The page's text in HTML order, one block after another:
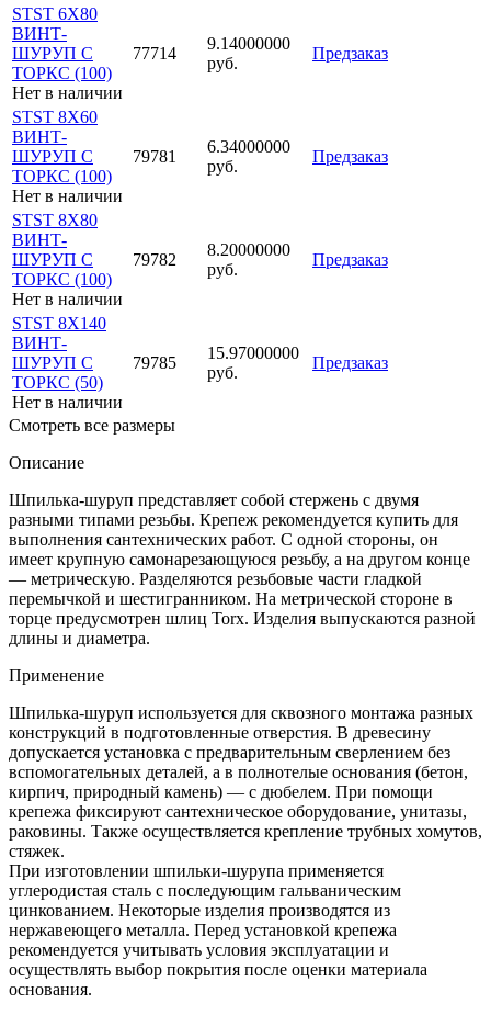
STST 6X80
ВИНТ-
ШУРУП С
ТОРКС (100)
Нет в наличии
77714
9.14000000
руб.
Предзаказ
STST 8X60
ВИНТ-
ШУРУП С
ТОРКС (100)
Нет в наличии
79781
6.34000000
руб.
Предзаказ
STST 8X80
ВИНТ-
ШУРУП С
ТОРКС (100)
Нет в наличии
79782
8.20000000
руб.
Предзаказ
STST 8X140
ВИНТ-
ШУРУП С
ТОРКС (50)
Нет в наличии
79785
15.97000000
руб.
Предзаказ
Смотреть все размеры
Описание
Шпилька-шуруп представляет собой стержень с двумя
разными типами резьбы. Крепеж рекомендуется купить для
выполнения сантехнических работ. С одной стороны, он
имеет крупную самонарезающуюся резьбу, а на другом конце
— метрическую. Разделяются резьбовые части гладкой
перемычкой и шестигранником. На метрической стороне в
торце предусмотрен шлиц Torx. Изделия выпускаются разной
длины и диаметра.
Применение
Шпилька-шуруп используется для сквозного монтажа разных
конструкций в подготовленные отверстия. В древесину
допускается установка с предварительным сверлением без
вспомогательных деталей, а в полнотелые основания (бетон,
кирпич, природный камень) — с дюбелем. При помощи
крепежа фиксируют сантехническое оборудование, унитазы,
раковины. Также осуществляется крепление трубных хомутов,
стяжек.
При изготовлении шпильки-шурупа применяется
углеродистая сталь с последующим гальваническим
цинкованием. Некоторые изделия производятся из
нержавеющего металла. Перед установкой крепежа
рекомендуется учитывать условия эксплуатации и
осуществлять выбор покрытия после оценки материала
основания.